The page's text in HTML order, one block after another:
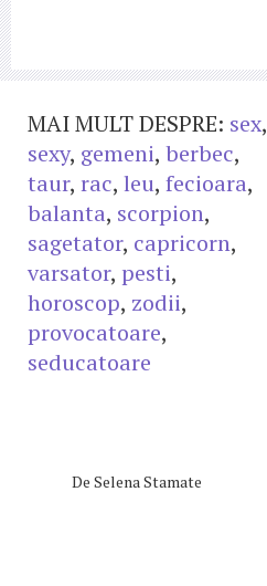
MAI MULT DESPRE: sex,
sexy, gemeni, berbec,
taur, rac, leu, fecioara,
balanta, scorpion,
sagetator, capricorn,
varsator, pesti,
horoscop, zodii,
provocatoare,
seducatoare
De Selena Stamate